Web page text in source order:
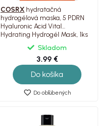
COSRX hydratačná
hydrogélová maska, 5 PDRN
Hyaluronic Acid Vital
Hydrating Hydrogél Mask, 1ks
Skladom
3.99 €
Do košíka
Do obľúbených